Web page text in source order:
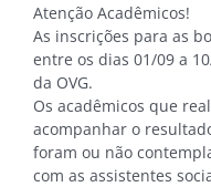
Atenção Acadêmicos!
As inscrições para as
entre os dias 01/09 a
da OVG.
Os acadêmicos que
acompanhar o
foram ou não
com as assistentes